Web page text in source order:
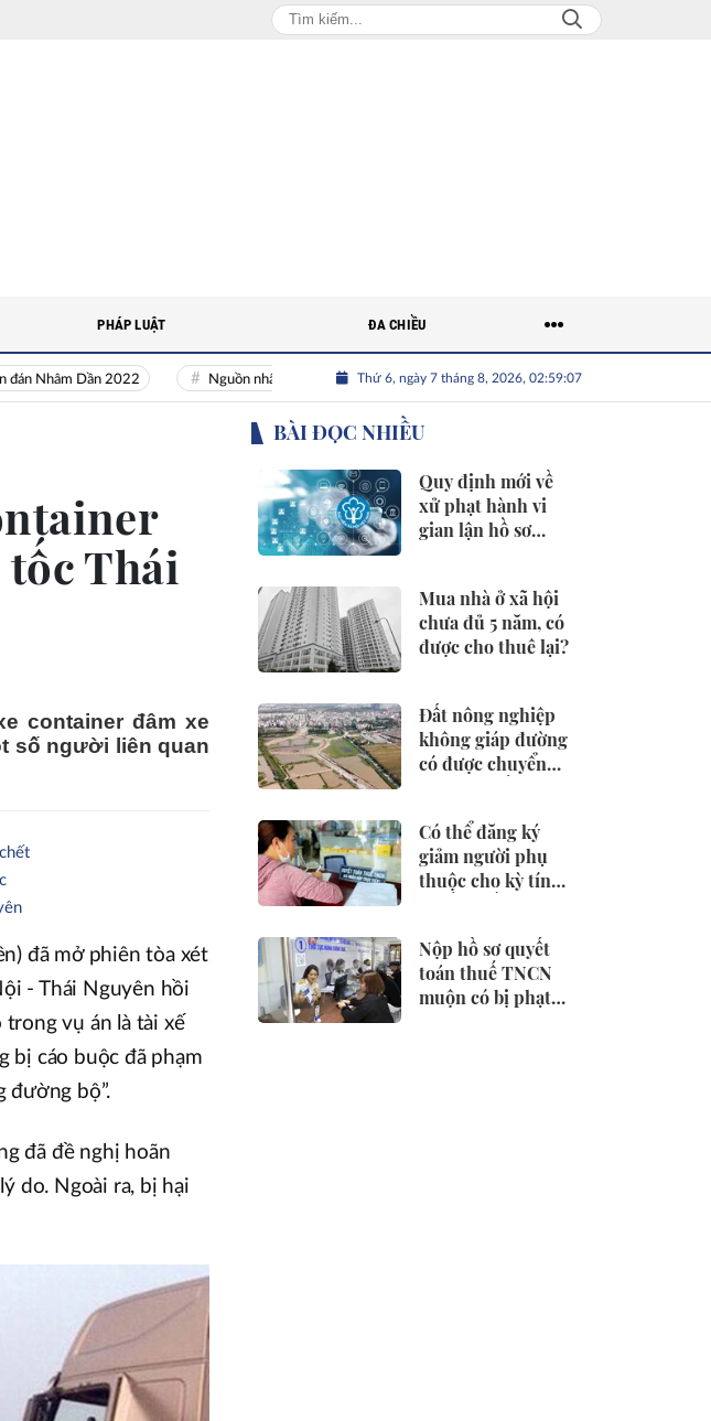
Dần 2022 Nguồn nhân lực Việt Nhân tài Việt Nam Giải bài toán nguồn nhân
Thứ 6, ngày 7 tháng 8, 2026, 02:59:09
PHÁP LUẬT ĐA CHIỀU
Thái
container đâm xe
số người liên quan
đã mở phiên tòa xét
- Thái Nguyên hồi
vụ án là tài xế
bị cáo buộc đã phạm
đường bộ”.
đã đề nghị hoãn
do. Ngoài ra, bị hại
BÀI ĐỌC NHIỀU
Quy định mới về
xử phạt hành vi
gian lận hồ sơ
Mua nhà ở xã hội
chưa đủ 5 năm, có
được cho thuê lại?
Đất nông nghiệp
không giáp đường
có được chuyển
Có thể đăng ký
giảm người phụ
thuộc cho kỳ tính
Nộp hồ sơ quyết
toán thuế TNCN
muộn có bị phạt